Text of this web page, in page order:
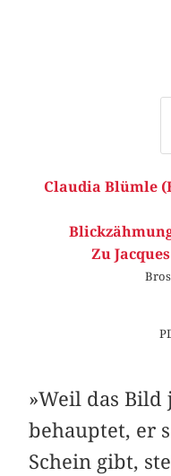
Claudia Blümle
Zu
»Weil das Bild
behauptet, er
Schein gibt,